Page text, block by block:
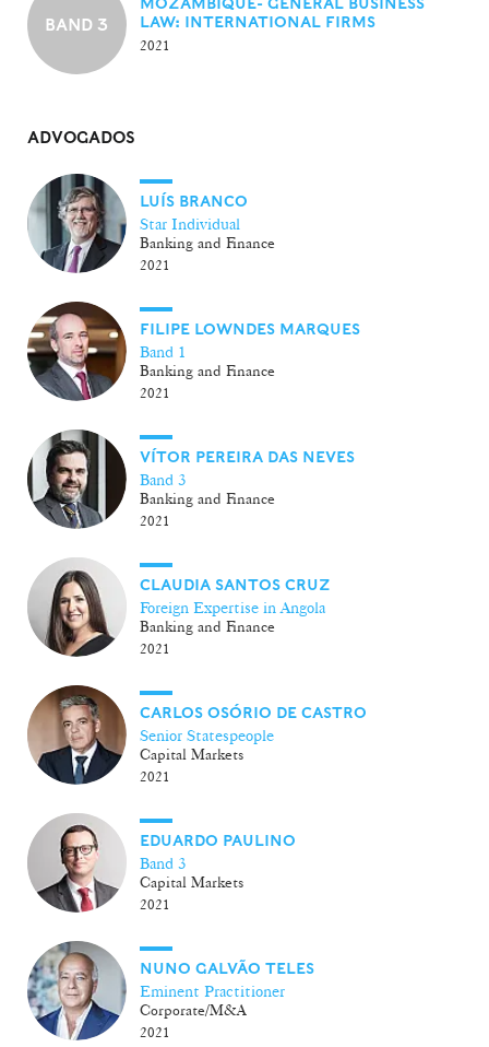
BAND 3
LAW: INTERNATIONAL FIRMS
2021
ADVOGADOS
LUÍS BRANCO
Star Individual
Banking and Finance
2021
FILIPE LOWNDES MARQUES
Band 1
Banking and Finance
2021
VÍTOR PEREIRA DAS NEVES
Band 3
Banking and Finance
2021
CLAUDIA SANTOS CRUZ
Foreign Expertise in Angola
Banking and Finance
2021
CARLOS OSÓRIO DE CASTRO
Senior Statespeople
Capital Markets
2021
EDUARDO PAULINO
Band 3
Capital Markets
2021
NUNO GALVÃO TELES
Eminent Practitioner
Corporate/M&A
2021